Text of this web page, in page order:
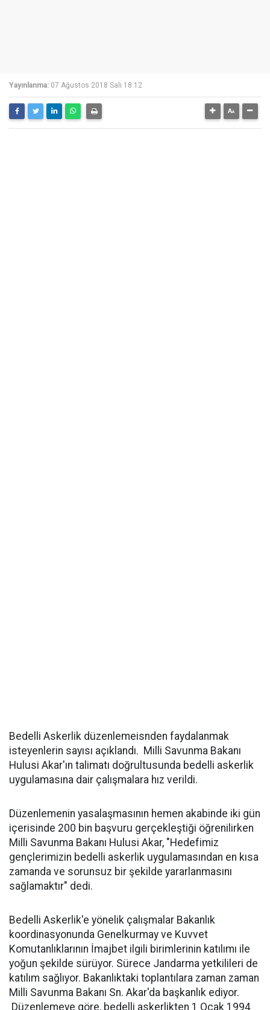
Yayınlanma: 07 Ağustos 2018 Salı 18:12
Bedelli Askerlik düzenlemeisnden faydalanmak
isteyenlerin sayısı açıklandı. Milli Savunma Bakanı
Hulusi Akar'ın talimatı doğrultusunda bedelli askerlik
uygulamasına dair çalışmalara hız verildi.
Düzenlemenin yasalaşmasının hemen akabinde iki gün
içerisinde 200 bin başvuru gerçekleştiği öğrenilirken
Milli Savunma Bakanı Hulusi Akar, "Hedefimiz
gençlerimizin bedelli askerlik uygulamasından en kısa
zamanda ve sorunsuz bir şekilde yararlanmasını
sağlamaktır" dedi.
Bedelli Askerlik'e yönelik çalışmalar Bakanlık
koordinasyonunda Genelkurmay ve Kuvvet
Komutanlıklarının İmajbet ilgili birimlerinin katılımı ile
yoğun şekilde sürüyor. Sürece Jandarma yetkilileri de
katılım sağlıyor. Bakanlıktaki toplantılara zaman zaman
Milli Savunma Bakanı Sn. Akar'da başkanlık ediyor.
Düzenlemeye göre, bedelli askerlikten 1 Ocak 1994